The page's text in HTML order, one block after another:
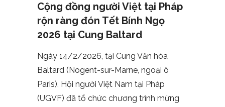
Cộng đồng người Việt tại Pháp
rộn ràng đón Tết Bính Ngọ
2026 tại Cung Baltard
Ngày 14/2/2026, tại Cung Văn hóa
Baltard (Nogent-sur-Marne, ngoại ô
Paris), Hội người Việt Nam tại Pháp
(UGVF) đã tổ chức chương trình mừng